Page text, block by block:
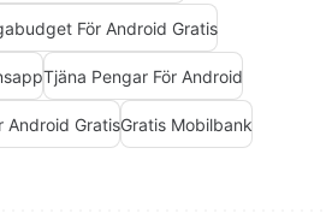
För Android Gratis
Tjäna Pengar För Android
Android GratisGratis Mobilbank